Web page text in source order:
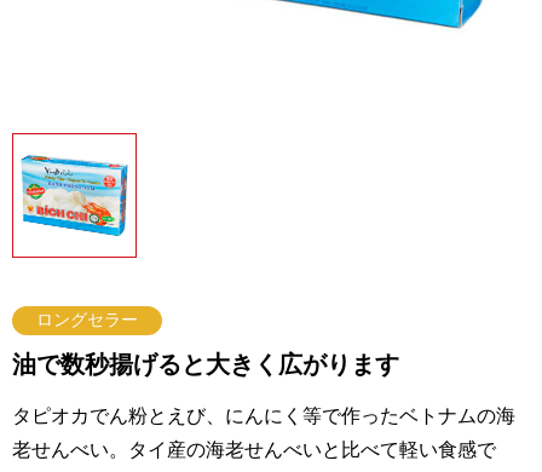
ロングセラー
油で数秒揚げると大きく広がります
タピオカでん粉とえび、にんにく等で作ったベトナムの海
老せんべい。タイ産の海老せんべいと比べて軽い食感で